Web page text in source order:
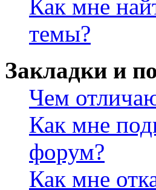
Как мне
темы?
Закладки и
Чем
Как мне
форум?
Как мне